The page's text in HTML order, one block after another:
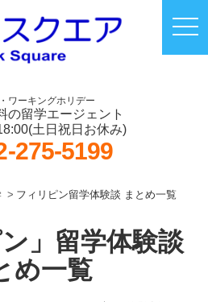
ワーキングホリデー
の留学エージェント
土日祝日お休み)
275-5199
フィリピン留学体験談 まとめ一覧
ン」留学体験談
め一覧